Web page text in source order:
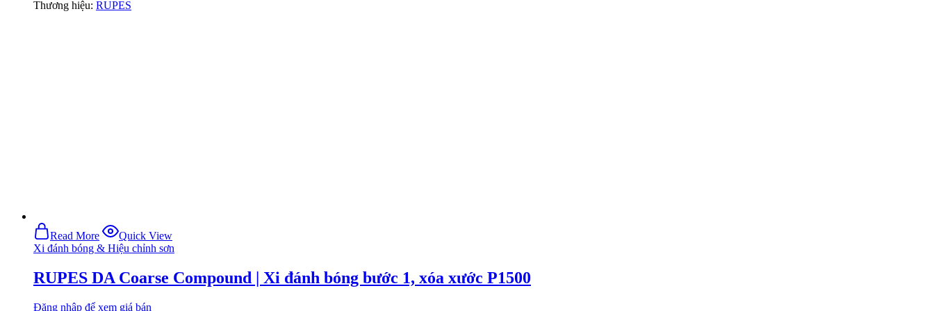
Thương hiệu: RUPES
Read More
Quick View
Xi đánh bóng & Hiệu chỉnh sơn
RUPES DA Coarse Compound | Xi đánh bóng bước 1, xóa xước P1500
Đăng nhập để xem giá bán